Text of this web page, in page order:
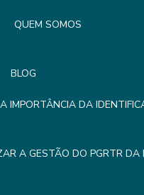
QUEM SOMOS
BLOG
A IMPORTÂNCIA DA
A GESTÃO DO PGRTR DA